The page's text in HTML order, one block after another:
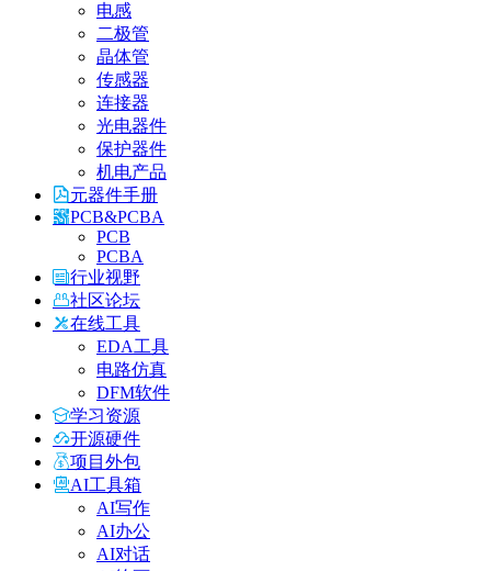
电感
二极管
晶体管
传感器
连接器
光电器件
保护器件
机电产品
元器件手册
PCB&PCBA
PCB
PCBA
行业视野
社区论坛
在线工具
EDA工具
电路仿真
DFM软件
学习资源
开源硬件
项目外包
AI工具箱
AI写作
AI办公
AI对话